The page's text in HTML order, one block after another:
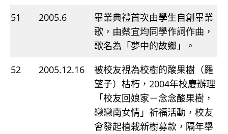
51
2005.6
畢業典禮首次由學生自創畢業
歌，由蔡宜均同學作詞作曲，
歌名為「夢中的故鄉」。
52
2005.12.16
被校友視為校樹的酸果樹（羅
望子）枯朽，2004年校慶辦理
「校友回娘家－念念酸果樹，
戀戀南女情」祈福活動，校友
會發起植栽新樹募款，隔年舉